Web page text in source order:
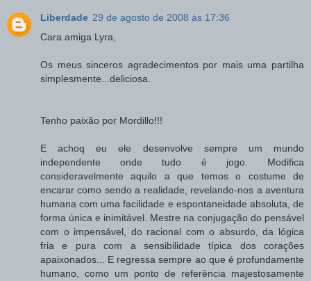
Liberdade 29 de agosto de 2008 às 17:36
Cara amiga Lyra,
Os meus sinceros agradecimentos por mais uma partilha
simplesmente...deliciosa.
Tenho paixão por Mordillo!!!
E achoq eu ele desenvolve sempre um mundo
independente onde tudo é jogo. Modifica
consideravelmente aquilo a que temos o costume de
encarar como sendo a realidade, revelando-nos a aventura
humana com uma facilidade e espontaneidade absoluta, de
forma única e inimitável. Mestre na conjugação do pensável
com o impensável, do racional com o absurdo, da lógica
fria e pura com a sensibilidade típica dos corações
apaixonados... E regressa sempre ao que é profundamente
humano, como um ponto de referência majestosamente